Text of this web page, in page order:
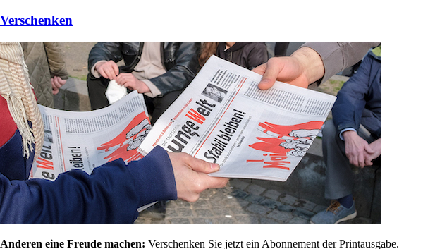
Verschenken
Anderen eine Freude machen: Verschenken Sie jetzt ein Abonnement der Printausgabe.